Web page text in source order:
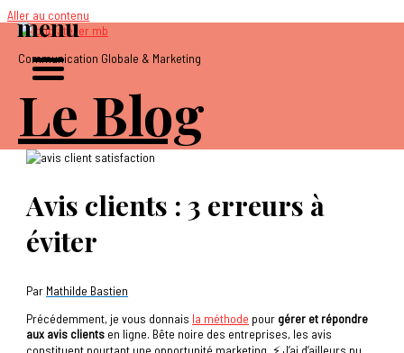
Aller au contenu
Communication Globale & Marketing
Le Blog
Avis clients : 3 erreurs à
éviter
Par Mathilde Bastien
Précédemment, je vous donnais la méthode pour gérer et répondre
aux avis clients en ligne. Bête noire des entreprises, les avis
menu